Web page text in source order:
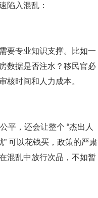
陷入混乱：
要专业知识支撑。比如一
数据是否注水？移民官必
核时间和人力成本。
平，还会让整个 “杰出人
可以花钱买，政策的严肃
混乱中放行次品，不如暂